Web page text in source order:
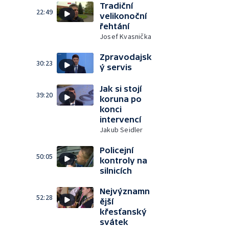
22:49
Tradiční
velikonoční
řehtání
Josef Kvasnička
30:23
Zpravodajsk
ý servis
39:20
Jak si stojí
koruna po
konci
intervencí
Jakub Seidler
50:05
Policejní
kontroly na
silnicích
52:28
Nejvýznamn
ější
křesťanský
svátek